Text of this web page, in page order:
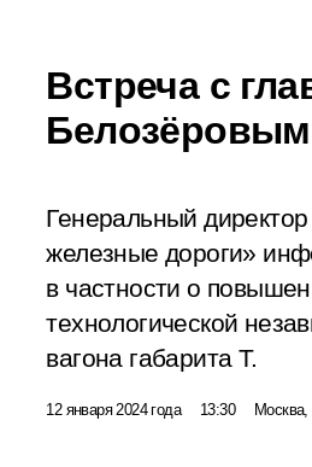
Встреча с
Белозёровым
Генеральный
железные дороги»
в частности о
технологической
вагона габарита Т.
12 января 2024 года 13:30